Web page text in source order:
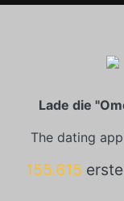
Lade die
The dating
155.615